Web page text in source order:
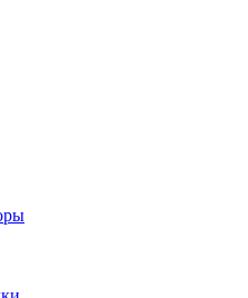
аксессуары
фотоаппараты
для фото- видео техники
и сумки